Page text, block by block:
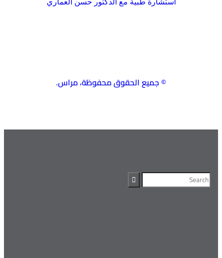
استشارة طبية مع الدكتور حسن العماري
© جميع الحقوق محفوظة، مراس.